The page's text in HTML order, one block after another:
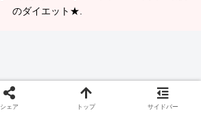
のダイエット★.
シェア トップ サイドバー